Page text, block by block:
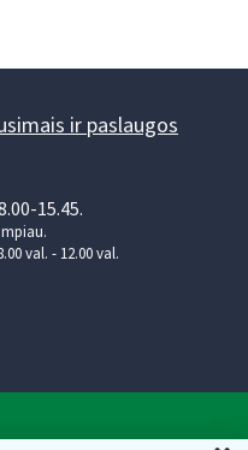
ir paslaugos
15.45.
val. - 12.00 val.